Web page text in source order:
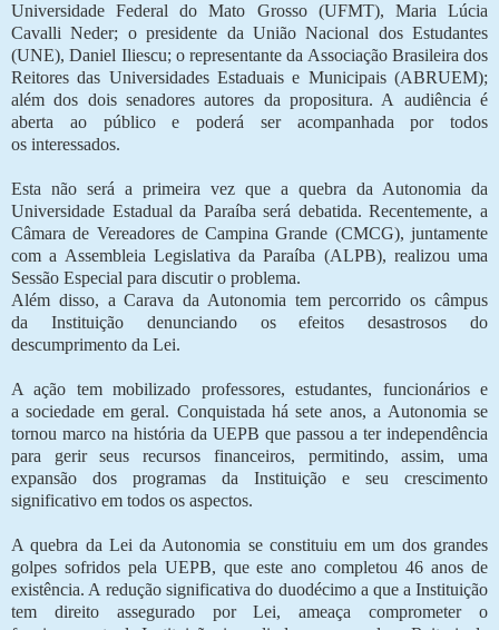
Universidade Federal do Mato Grosso (UFMT), Maria Lúcia
Cavalli Neder; o presidente da União Nacional dos Estudantes
(UNE), Daniel Iliescu; o representante da Associação Brasileira dos
Reitores das Universidades Estaduais e Municipais (ABRUEM);
além dos dois senadores autores da propositura. A audiência é
aberta ao público e poderá ser acompanhada por todos
os interessados.
Esta não será a primeira vez que a quebra da Autonomia da
Universidade Estadual da Paraíba será debatida. Recentemente, a
Câmara de Vereadores de Campina Grande (CMCG), juntamente
com a Assembleia Legislativa da Paraíba (ALPB), realizou uma
Sessão Especial para discutir o problema.
Além disso, a Carava da Autonomia tem percorrido os câmpus
da Instituição denunciando os efeitos desastrosos do
descumprimento da Lei.
A ação tem mobilizado professores, estudantes, funcionários e
a sociedade em geral. Conquistada há sete anos, a Autonomia se
tornou marco na história da UEPB que passou a ter independência
para gerir seus recursos financeiros, permitindo, assim, uma
expansão dos programas da Instituição e seu crescimento
significativo em todos os aspectos.
A quebra da Lei da Autonomia se constituiu em um dos grandes
golpes sofridos pela UEPB, que este ano completou 46 anos de
existência. A redução significativa do duodécimo a que a Instituição
tem direito assegurado por Lei, ameaça comprometer o